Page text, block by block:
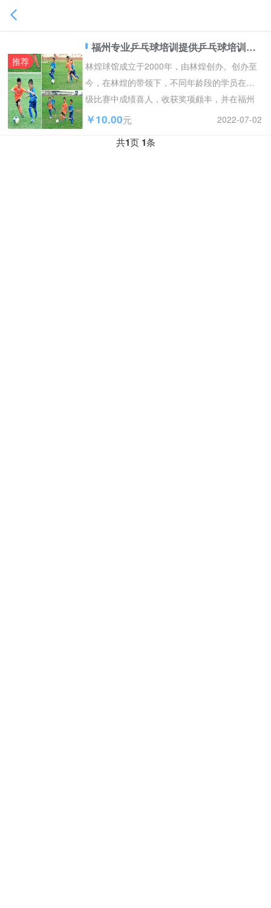
推荐
福州专业乒乓球培训提供乒乓球培训服务
林煌球馆成立于2000年，由林煌创办。创办至
今，在林煌的带领下，不同年龄段的学员在各
级比赛中成绩喜人，收获奖项颇丰，并在福州
的乒乓球业内外已...
￥10.00元 2022-07-02
共1页 1条